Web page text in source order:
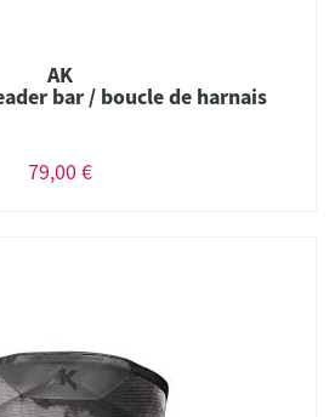
AK
bar / boucle de harnais
79,00 €